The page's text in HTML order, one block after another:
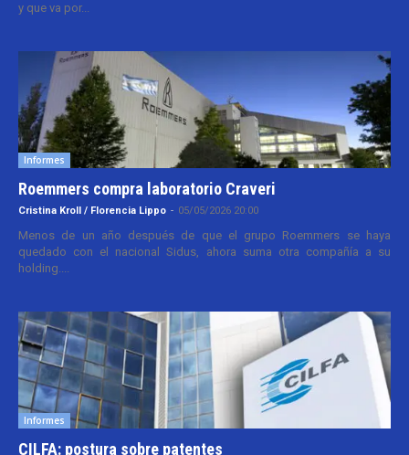
y que va por...
Informes
Roemmers compra laboratorio Craveri
Cristina Kroll / Florencia Lippo - 05/05/2026 20:00
Menos de un año después de que el grupo Roemmers se haya
quedado con el nacional Sidus, ahora suma otra compañía a su
holding....
Informes
CILFA: postura sobre patentes